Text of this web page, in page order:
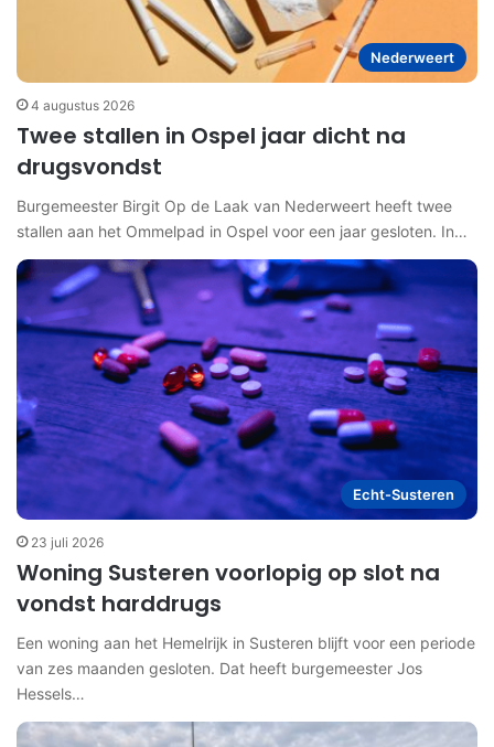
Nederweert
4 augustus 2026
Twee stallen in Ospel jaar dicht na
drugsvondst
Burgemeester Birgit Op de Laak van Nederweert heeft twee
stallen aan het Ommelpad in Ospel voor een jaar gesloten. In…
Echt-Susteren
23 juli 2026
Woning Susteren voorlopig op slot na
vondst harddrugs
Een woning aan het Hemelrijk in Susteren blijft voor een periode
van zes maanden gesloten. Dat heeft burgemeester Jos
Hessels…